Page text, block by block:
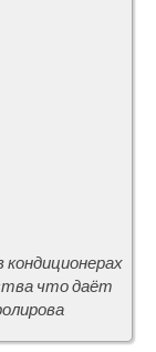
кондиционерах
что даёт